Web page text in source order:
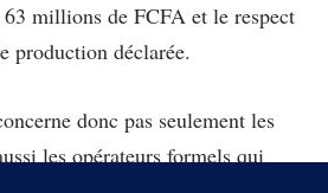
millions de FCFA et le respect
production déclarée.
donc pas seulement les
les opérateurs formels qui